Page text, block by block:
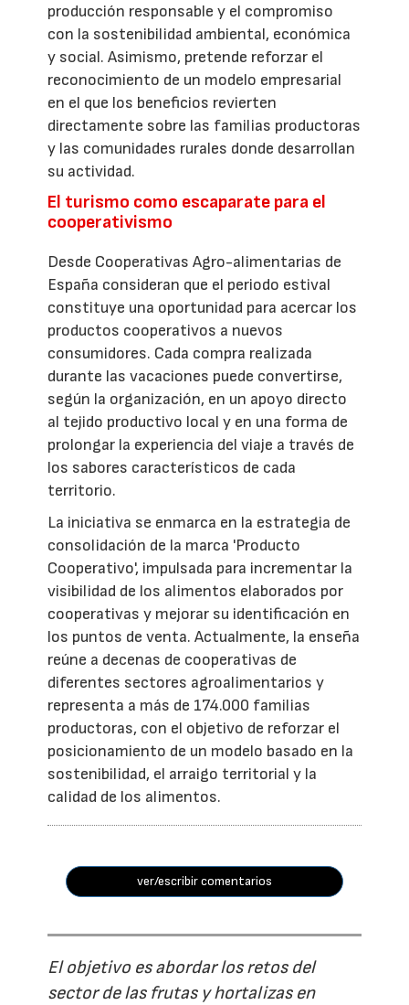
producción responsable y el compromiso
con la sostenibilidad ambiental, económica
y social. Asimismo, pretende reforzar el
reconocimiento de un modelo empresarial
en el que los beneficios revierten
directamente sobre las familias productoras
y las comunidades rurales donde desarrollan
su actividad.
El turismo como escaparate para el
cooperativismo
Desde Cooperativas Agro-alimentarias de
España consideran que el periodo estival
constituye una oportunidad para acercar los
productos cooperativos a nuevos
consumidores. Cada compra realizada
durante las vacaciones puede convertirse,
según la organización, en un apoyo directo
al tejido productivo local y en una forma de
prolongar la experiencia del viaje a través de
los sabores característicos de cada
territorio.
La iniciativa se enmarca en la estrategia de
consolidación de la marca 'Producto
Cooperativo', impulsada para incrementar la
visibilidad de los alimentos elaborados por
cooperativas y mejorar su identificación en
los puntos de venta. Actualmente, la enseña
reúne a decenas de cooperativas de
diferentes sectores agroalimentarios y
representa a más de 174.000 familias
productoras, con el objetivo de reforzar el
posicionamiento de un modelo basado en la
sostenibilidad, el arraigo territorial y la
calidad de los alimentos.
ver/escribir comentarios
El objetivo es abordar los retos del
sector de las frutas y hortalizas en